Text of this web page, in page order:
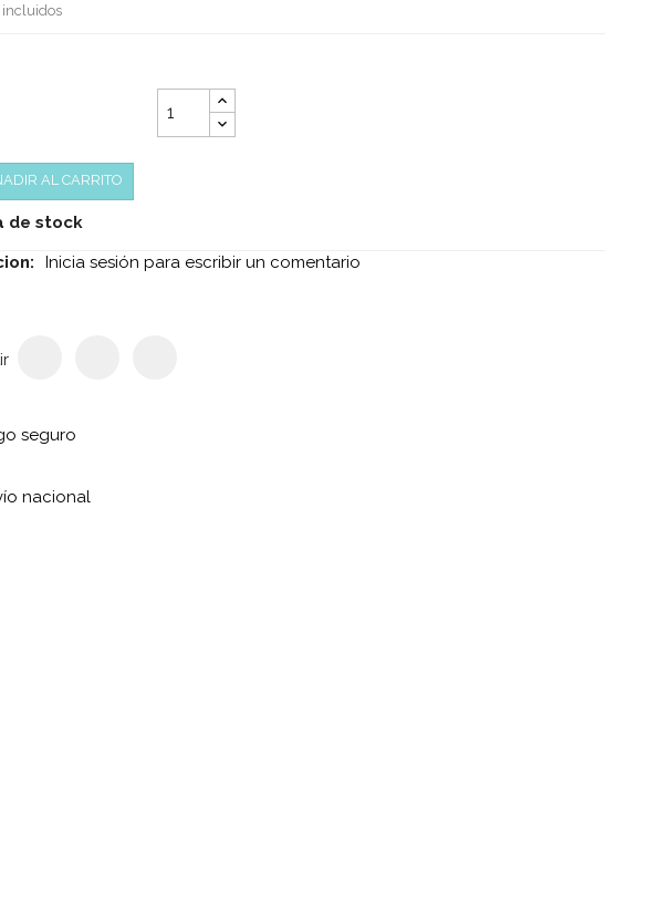
incluidos
AL CARRITO
de stock
Inicia sesión para escribir un comentario
seguro
nacional